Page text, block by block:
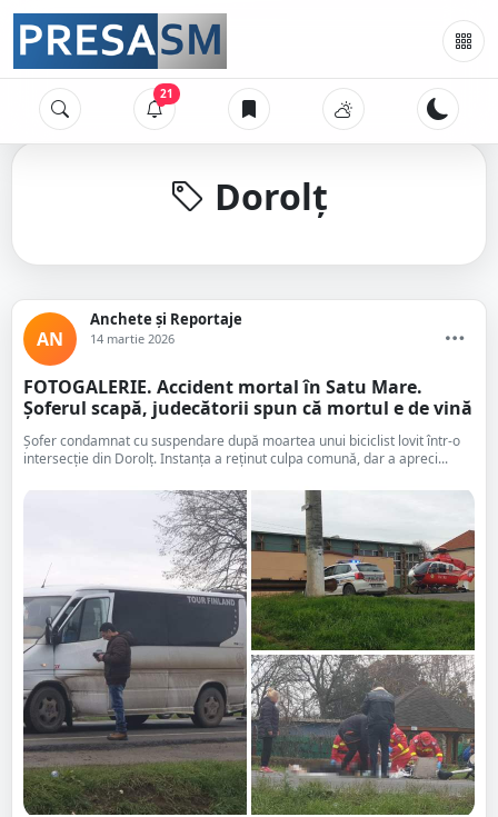
21
Dorolț
AN
Anchete și Reportaje
14 martie 2026
FOTOGALERIE. Accident mortal în Satu Mare.
Șoferul scapă, judecătorii spun că mortul e de vină
Șofer condamnat cu suspendare după moartea unui biciclist lovit într-o
intersecție din Dorolț. Instanța a reținut culpa comună, dar a apreci...